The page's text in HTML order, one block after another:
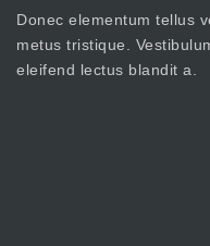
Donec elementum tellus
metus tristique.
eleifend lectus blandit a.